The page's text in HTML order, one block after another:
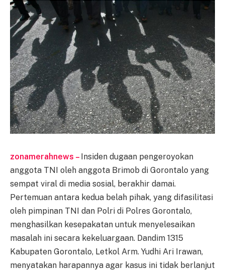
zonamerahnews – Insiden dugaan pengeroyokan
anggota TNI oleh anggota Brimob di Gorontalo yang
sempat viral di media sosial, berakhir damai.
Pertemuan antara kedua belah pihak, yang difasilitasi
oleh pimpinan TNI dan Polri di Polres Gorontalo,
menghasilkan kesepakatan untuk menyelesaikan
masalah ini secara kekeluargaan. Dandim 1315
Kabupaten Gorontalo, Letkol Arm. Yudhi Ari Irawan,
menyatakan harapannya agar kasus ini tidak berlanjut